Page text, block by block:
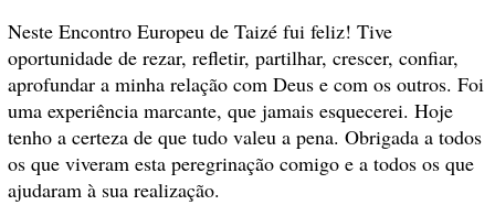
Neste Encontro Europeu de Taizé fui feliz! Tive
oportunidade de rezar, refletir, partilhar, crescer, confiar,
aprofundar a minha relação com Deus e com os outros. Foi
uma experiência marcante, que jamais esquecerei. Hoje
tenho a certeza de que tudo valeu a pena. Obrigada a todos
os que viveram esta peregrinação comigo e a todos os que
ajudaram à sua realização.